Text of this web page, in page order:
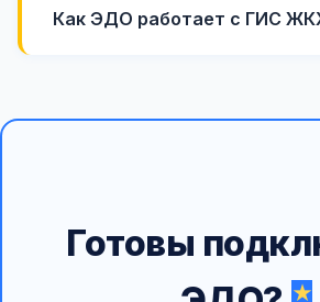
Как ЭДО работает с ГИС
Готовы